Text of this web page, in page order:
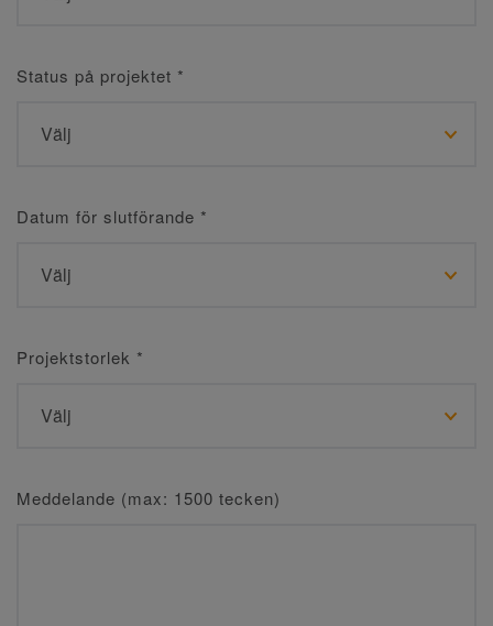
Status på projektet *
Datum för slutförande *
Projektstorlek *
Meddelande (max: 1500 tecken)